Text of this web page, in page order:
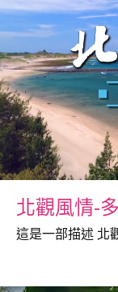
北觀風情-
這是一部描述 北